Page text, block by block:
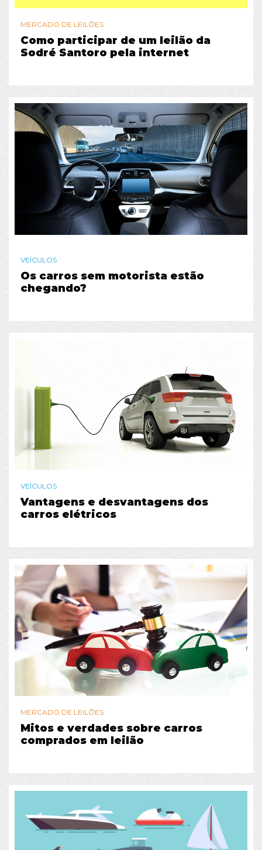
MERCADO DE LEILÕES
Como participar de um leilão da
Sodré Santoro pela internet
VEÍCULOS
Os carros sem motorista estão
chegando?
VEÍCULOS
Vantagens e desvantagens dos
carros elétricos
MERCADO DE LEILÕES
Mitos e verdades sobre carros
comprados em leilão